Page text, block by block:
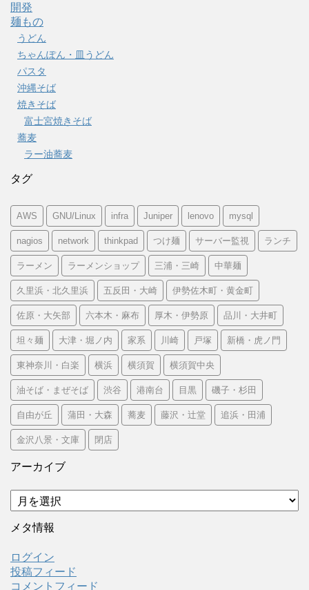
開発
麺もの
うどん
ちゃんぽん・皿うどん
パスタ
沖縄そば
焼きそば
富士宮焼きそば
蕎麦
ラー油蕎麦
タグ
AWS GNU/Linux infra Juniper lenovo mysql
nagios network thinkpad つけ麺 サーバー監視 ランチ
ラーメン ラーメンショップ 三浦・三崎 中華麺
久里浜・北久里浜 五反田・大崎 伊勢佐木町・黄金町
佐原・大矢部 六本木・麻布 厚木・伊勢原 品川・大井町
坦々麺 大津・堀ノ内 家系 川崎 戸塚 新橋・虎ノ門
東神奈川・白楽 横浜 横須賀 横須賀中央
油そば・まぜそば 渋谷 港南台 目黒 磯子・杉田
自由が丘 蒲田・大森 蕎麦 藤沢・辻堂 追浜・田浦
金沢八景・文庫 閉店
アーカイブ
ア
ー
カ
ブ
メタ情報
ログイン
投稿フィード
コメントフィード